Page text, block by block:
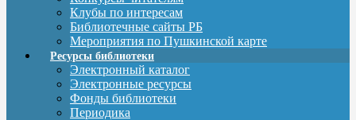
Клубы по интересам
Библиотечные сайты РБ
Мероприятия по Пушкинской карте
Ресурсы библиотеки
Электронный каталог
Электронные ресурсы
Фонды библиотеки
Периодика